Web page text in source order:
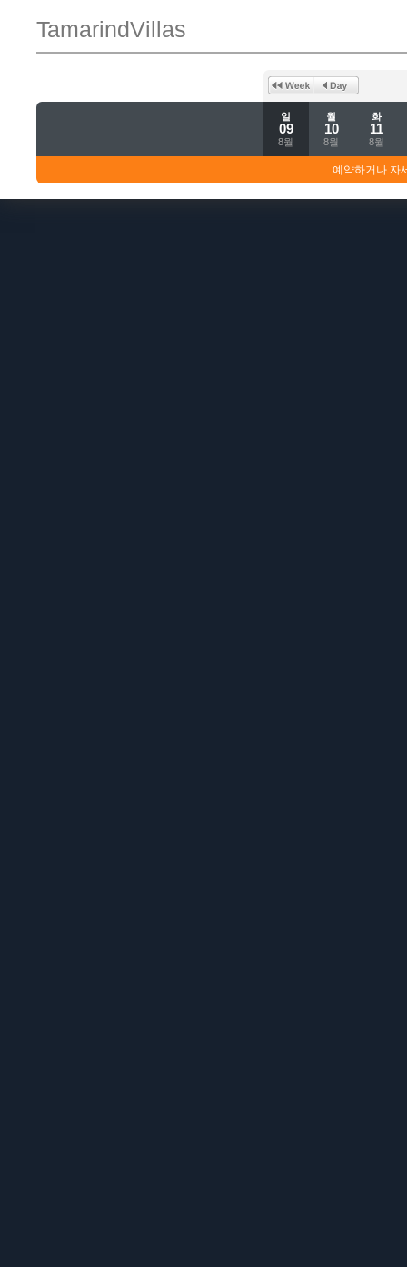
TamarindVillas
일
09
8월
월
10
8월
화
11
8월
예약하거나 자